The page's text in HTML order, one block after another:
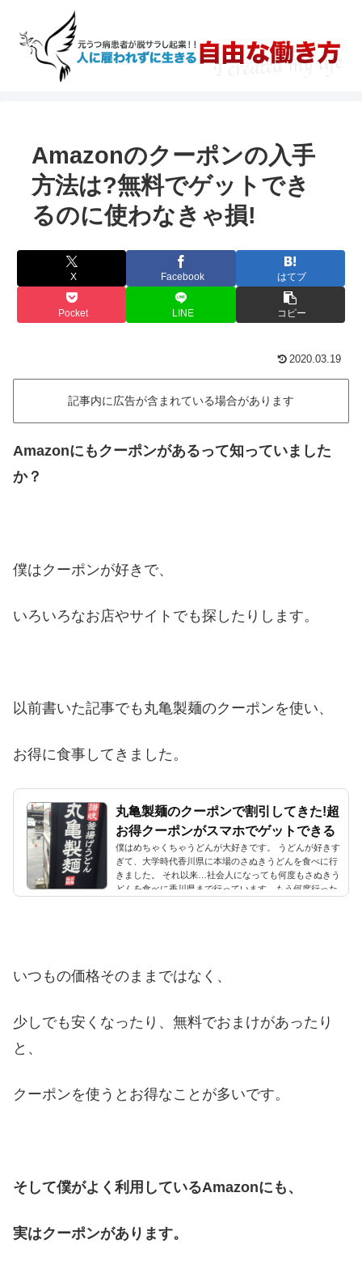
Amazonのクーポンの入手
方法は?無料でゲットでき
るのに使わなきゃ損!
X Facebook はてブ
Pocket LINE コピー
2020.03.19
記事内に広告が含まれている場合があります
Amazonにもクーポンがあるって知っていました
か？
僕はクーポンが好きで、
いろいろなお店やサイトでも探したりします。
以前書いた記事でも丸亀製麺のクーポンを使い、
お得に食事してきました。
丸亀製麺のクーポンで割引してきた!超
お得クーポンがスマホでゲットできる
僕はめちゃくちゃうどんが大好きです。 うどんが好きす
ぎて、大学時代香川県に本場のさぬきうどんを食べに行
きました。 それ以来…社会人になっても何度もさぬきう
どんを食べに香川県まで行っています。もう何度行った
にあるのか！」と。&nbsp...
いつもの価格そのままではなく、
少しでも安くなったり、無料でおまけがあったり
と、
クーポンを使うとお得なことが多いです。
そして僕がよく利用しているAmazonにも、
実はクーポンがあります。